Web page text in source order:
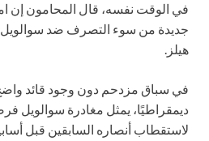
في الوقت نفسه، قال المحامون إن
جديدة من سوء التصرف ضد سوالويل
هيلز.
في سباق مزدحم دون وجود قائد
ديمقراطيًا، يمثل مغادرة سوالويل
لاستقطاب أنصاره السابقين قبل